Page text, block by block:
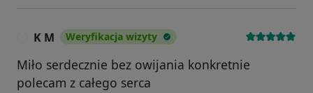
K M Weryfikacja wizyty
Miło serdecznie bez owijania konkretnie
polecam z całego serca